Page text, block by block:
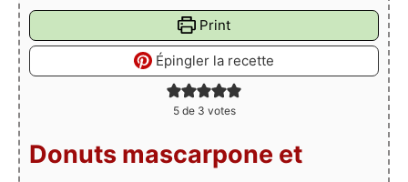
Print
Épingler la recette
5de 3 votes
Donuts mascarpone et